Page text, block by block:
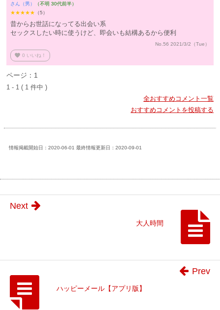
さん（男）
（不明 30代前半）
★★★★★ （5）
昔からお世話になってる出会い系
セックスしたい時に使うけど、即会いも結構あるから便利
No.56 2021/3/2（Tue）
favorite 0 いいね！
ページ：1
1 - 1 ( 1 件中 )
全おすすめコメント一覧
おすすめコメントを投稿する
情報掲載開始日：2020-06-01 最終情報更新日：2020-09-01
大人時間
Next
ハッピーメール【アプリ版】
Prev